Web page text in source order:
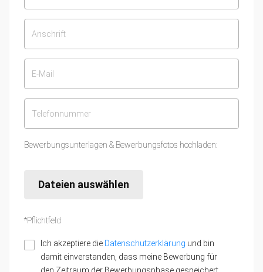
Bewerbungsunterlagen & Bewerbungsfotos hochladen:
Dateien auswählen
*Pflichtfeld
Ich akzeptiere die Datenschutzerklärung und bin
damit einverstanden, dass meine Bewerbung für